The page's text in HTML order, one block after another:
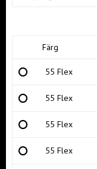
Färg
55 Flex
55 Flex
55 Flex
55 Flex